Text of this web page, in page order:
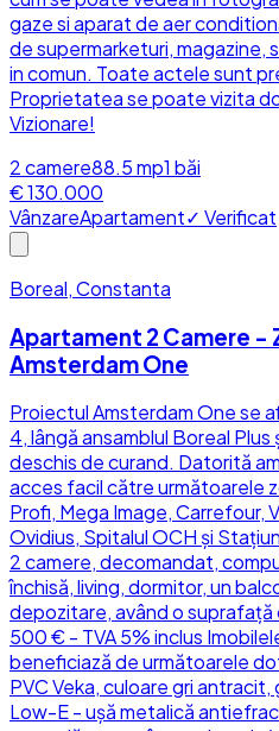
gaze si aparat de aer
de supermarketuri, magazine,
in comun. Toate actele sunt
Proprietatea se poate vizita
Vizionare!
2camere88.5mp1 băi
€ 130.000
VânzareApartament✓ Verificat
Boreal, Constanta
Apartament 2 Camere -
Amsterdam One
Proiectul Amsterdam One se
4, lângă ansamblul Boreal Plus
deschis de curand. Datorită
acces facil către următoarele
Profi, Mega Image, Carrefour,
Ovidius, Spitalul OCH și
2 camere, decomandat,
închisă, living, dormitor, un
depozitare, având o suprafață
500 € - TVA 5% inclus
beneficiază de următoarele
PVC Veka, culoare gri
Low-E - uşă metalică